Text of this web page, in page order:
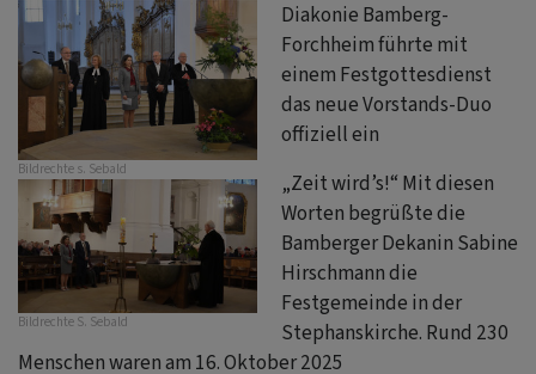
Bildrechte s. Sebald
Bildrechte S. Sebald
Diakonie Bamberg-
Forchheim führte mit
einem Festgottesdienst
das neue Vorstands-Duo
offiziell ein
„Zeit wird’s!“ Mit diesen
Worten begrüßte die
Bamberger Dekanin Sabine
Hirschmann die
Festgemeinde in der
Stephanskirche. Rund 230
Menschen waren am 16. Oktober 2025